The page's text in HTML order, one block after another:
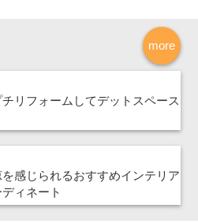
more
リフォームしてデットスペース
感じられるおすすめインテリア
ィネート